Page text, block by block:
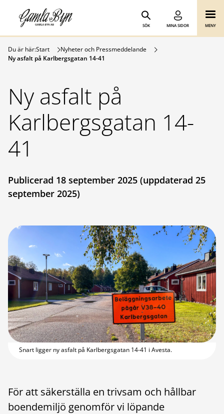
Hoppa till innehåll
Gamla Byn AB
SÖK MINA SIDOR MENY
Du är här:Start
Nyheter och Pressmeddelande
Ny asfalt på Karlbergsgatan 14-41
Ny asfalt på
Karlbergsgatan 14-
41
Publicerad 18 september 2025 (uppdaterad 25
september 2025)
Snart ligger ny asfalt på Karlbergsgatan 14-41 i Avesta.
För att säkerställa en trivsam och hållbar
boendemiljö genomför vi löpande